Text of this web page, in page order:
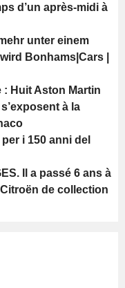
d’un après-midi à
unter einem
Bonhams|Cars |
: Huit Aston Martin
à la
i 150 anni del
Il a passé 6 ans à
de collection